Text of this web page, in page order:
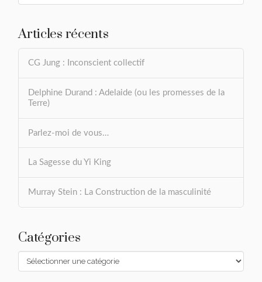
Articles récents
CG Jung : Inconscient collectif
Delphine Durand : Adelaide (ou les promesses de la
Terre)
Parlez-moi de vous…
La Sagesse du Yi King
Murray Stein : La Construction de la masculinité
Catégories
Catégories